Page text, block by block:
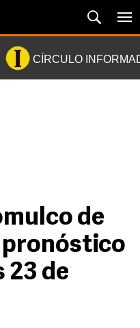
CÍRCULO
de
pronóstico
23 de